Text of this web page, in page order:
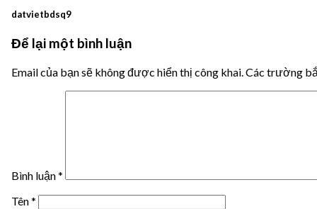
datvietbdsq9
Để lại một bình luận
Email của bạn sẽ không được hiển thị công khai.Các trường
Bình luận*
Tên*